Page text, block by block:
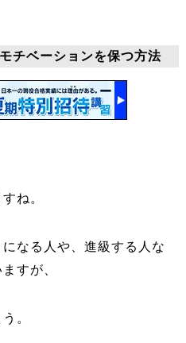
チベーションを保つ方法
ね。
なる人や、進級する人な
すが、
。